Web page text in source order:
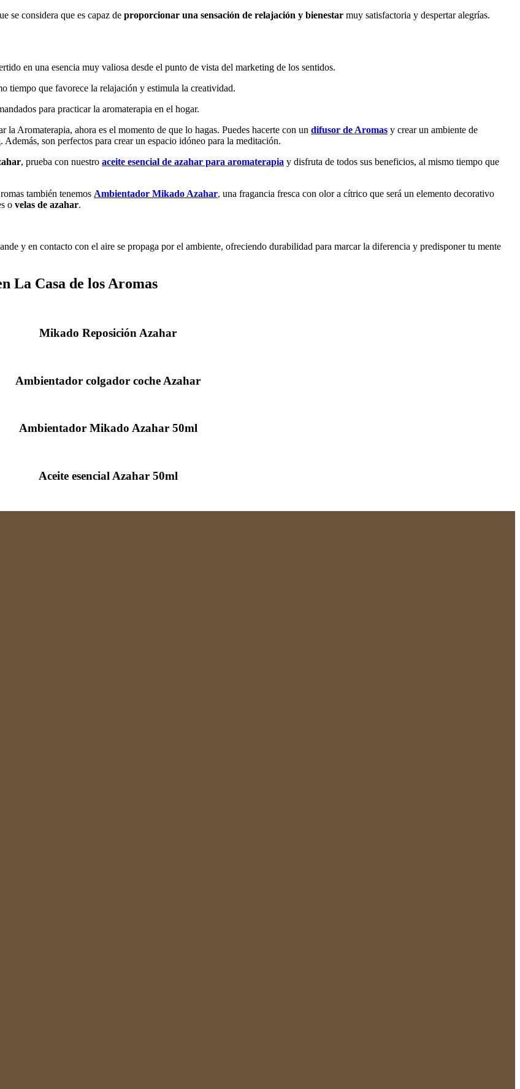
se considera que es capaz de proporcionar una sensación de relajación y bienestar muy satisfactoria y despertar alegrías.
en una esencia muy valiosa desde el punto de vista del marketing de los sentidos.
tiempo que favorece la relajación y estimula la creatividad.
para practicar la aromaterapia en el hogar.
Aromaterapia, ahora es el momento de que lo hagas. Puedes hacerte con un difusor de Aromas y crear un ambiente de
. Además, son perfectos para crear un espacio idóneo para la meditación.
, prueba con nuestro aceite esencial de azahar para aromaterapia y disfruta de todos sus beneficios, al mismo tiempo que
también tenemos Ambientador Mikado Azahar, una fragancia fresca con olor a cítrico que será un elemento decorativo
o velas de azahar.
y en contacto con el aire se propaga por el ambiente, ofreciendo durabilidad para marcar la diferencia y predisponer tu mente
La Casa de los Aromas
Mikado Reposición Azahar
Ambientador colgador coche Azahar
Ambientador Mikado Azahar 50ml
Aceite esencial Azahar 50ml